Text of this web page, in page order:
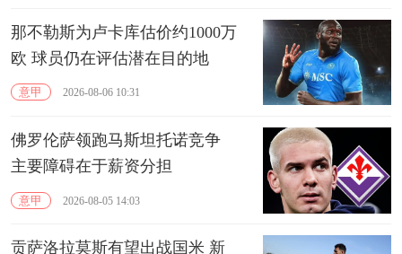
那不勒斯为卢卡库估价约1000万
欧 球员仍在评估潜在目的地
意甲 2026-08-06 10:31
佛罗伦萨领跑马斯坦托诺竞争
主要障碍在于‌薪资分担‌
意甲 2026-08-05 14:03
贡萨洛拉莫斯有望出战国米 新